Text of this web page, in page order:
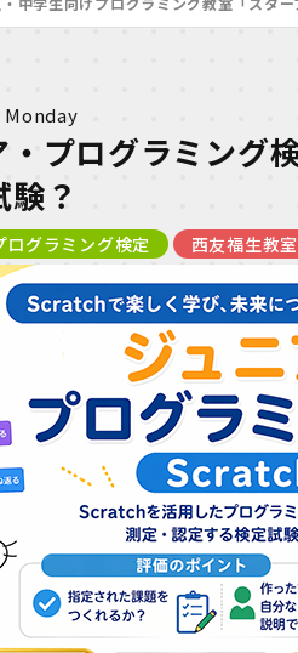
Monday
・プログラミング
験？
ログラミング検定 西友福生教室